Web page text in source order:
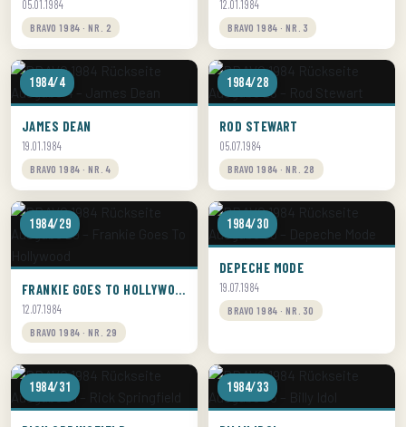
05.01.1984
BRAVO 1984 · NR. 2
12.01.1984
BRAVO 1984 · NR. 3
1984/4
JAMES DEAN
19.01.1984
BRAVO 1984 · NR. 4
1984/28
ROD STEWART
05.07.1984
BRAVO 1984 · NR. 28
1984/29
FRANKIE GOES TO HOLLYWOOD
12.07.1984
BRAVO 1984 · NR. 29
1984/30
DEPECHE MODE
19.07.1984
BRAVO 1984 · NR. 30
1984/31 1984/33